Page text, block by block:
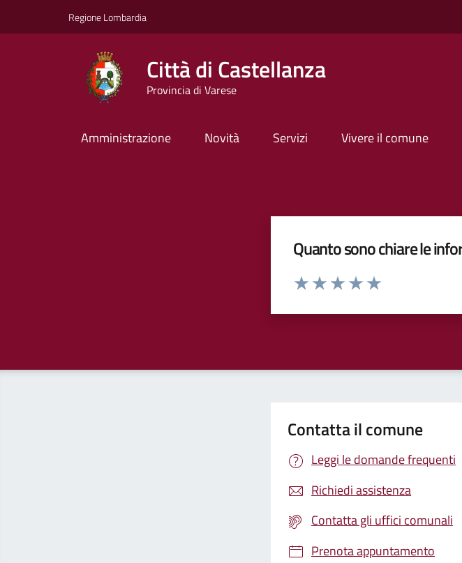
Regione Lombardia
Città di Castellanza
Provincia di Varese
Amministrazione Novità Servizi Vivere il comune
Quanto sono chiare le
Valuta da 1 a 5 stelle la pagina
Contatta il comune
Leggi le domande frequenti
Richiedi assistenza
Contatta gli uffici comunali
Prenota appuntamento